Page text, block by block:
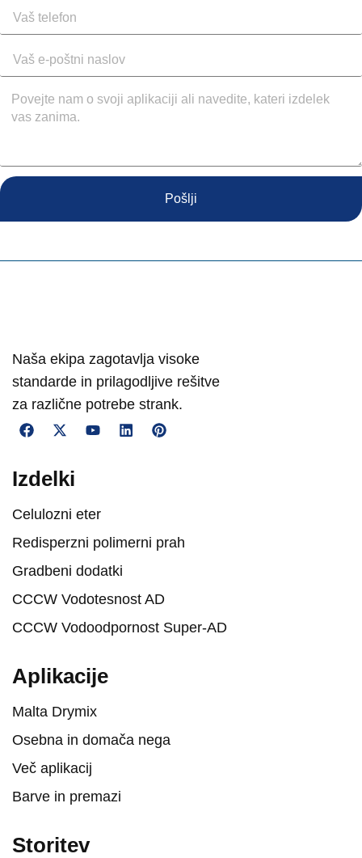
Pošlji
Naša ekipa zagotavlja visoke
standarde in prilagodljive rešitve
za različne potrebe strank.
Izdelki
Celulozni eter
Redisperzni polimerni prah
Gradbeni dodatki
CCCW Vodotesnost AD
CCCW Vodoodpornost Super-AD
Aplikacije
Malta Drymix
Osebna in domača nega
Več aplikacij
Barve in premazi
Storitev